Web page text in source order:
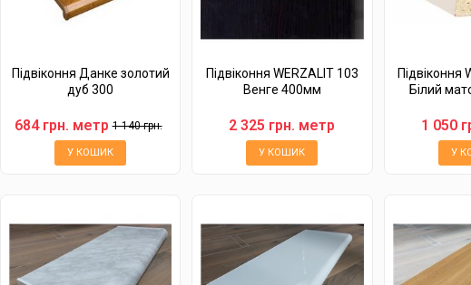
Підвіконня Данке золотий
дуб 300
684 грн. метр1 140 грн.
У КОШИК
Підвіконня WERZALIT 103
Венге 400мм
2 325 грн. метр
У КОШИК
Підвіконня
Білий
1 050
У